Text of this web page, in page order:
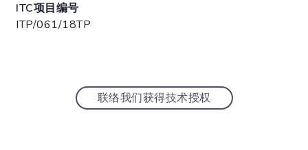
ITC项目编号
ITP/061/18TP
联络我们获得技术授权